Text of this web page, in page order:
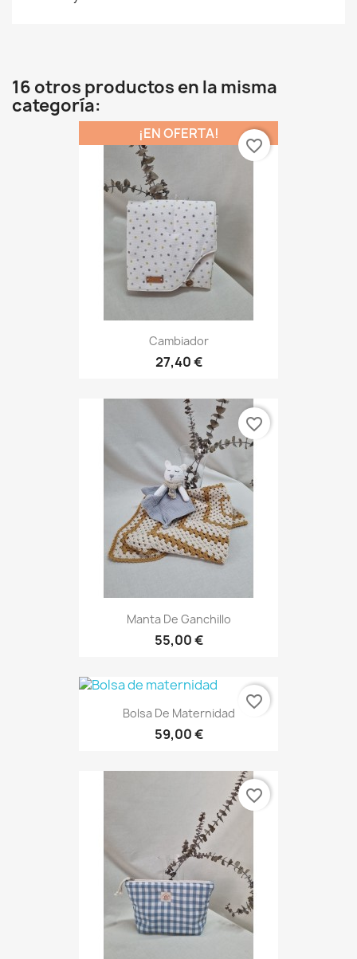
16 otros productos en la misma
categoría:
Cambiador
27,40 €
¡EN OFERTA!
favorite_border
Manta De Ganchillo
55,00 €
favorite_border
Bolsa De Maternidad
59,00 €
favorite_border
favorite_border